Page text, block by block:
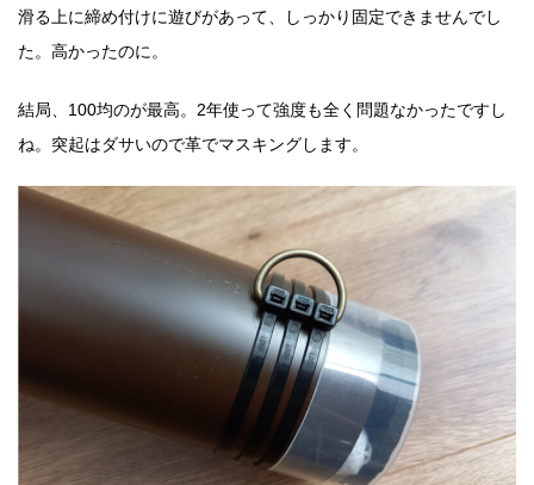
滑る上に締め付けに遊びがあって、しっかり固定できませんでし
た。高かったのに。
結局、100均のが最高。2年使って強度も全く問題なかったですし
ね。突起はダサいので革でマスキングします。